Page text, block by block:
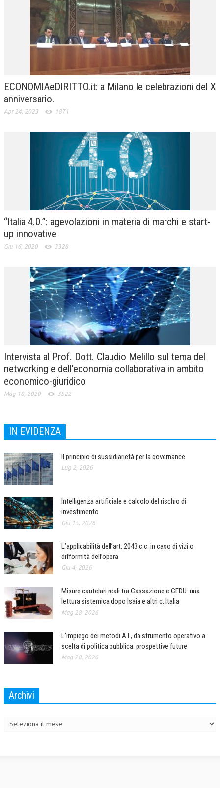
ECONOMIAeDIRITTO.it: a Milano le celebrazioni del X
anniversario.
Apr 24, 2023 1871
“Italia 4.0.”: agevolazioni in materia di marchi e start-
up innovative
Giu 16, 2020 3328
Intervista al Prof. Dott. Claudio Melillo sul tema del
networking e dell’economia collaborativa in ambito
economico-giuridico
Mag 18, 2020 3522
IN EVIDENZA
Il principio di sussidiarietà per la governance
Lug 2, 2026
Intelligenza artificiale e calcolo del rischio di
investimento
Giu 15, 2026
L’applicabilità dell’art. 2043 c.c. in caso di vizi o
difformità dell’opera
Giu 4, 2026
Misure cautelari reali tra Cassazione e CEDU: una
lettura sistemica dopo Isaia e altri c. Italia
Mag 28, 2026
L’impiego dei metodi A.I., da strumento operativo a
scelta di politica pubblica: prospettive future
Mag 28, 2026
Archivi